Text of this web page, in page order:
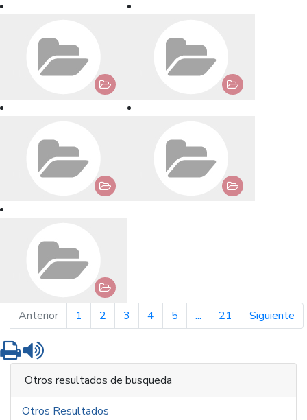
Anteriorpágina anterior
1 2 3 4 5 ... 21 Siguiente
Imprimir
Otros resultados de busqueda
Otros Resultados